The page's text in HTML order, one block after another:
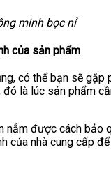
minh bọc nỉ
của sản phẩm
có thể bạn sẽ gặp
là lúc sản phẩm
nắm được cách bảo
của nhà cung cấp